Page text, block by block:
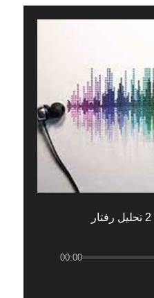
00:00